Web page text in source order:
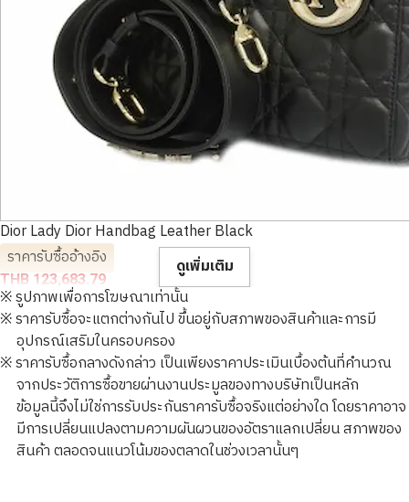
Dior Lady Dior Handbag Leather Black
ราคารับซื้ออ้างอิง
THB 123,683.79
ดูเพิ่มเติม
※ รูปภาพเพื่อการโฆษณาเท่านั้น
※ ราคารับซื้อจะแตกต่างกันไป ขึ้นอยู่กับสภาพของสินค้าและการมี
อุปกรณ์เสริมในครอบครอง
※ ราคารับซื้อกลางดังกล่าว เป็นเพียงราคาประเมินเบื้องต้นที่คำนวณ
จากประวัติการซื้อขายผ่านงานประมูลของทางบริษัทเป็นหลัก
ข้อมูลนี้จึงไม่ใช่การรับประกันราคารับซื้อจริงแต่อย่างใด โดยราคาอาจ
มีการเปลี่ยนแปลงตามความผันผวนของอัตราแลกเปลี่ยน สภาพของ
สินค้า ตลอดจนแนวโน้มของตลาดในช่วงเวลานั้นๆ